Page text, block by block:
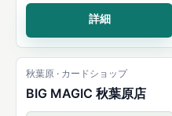
詳細
秋葉原 · カードショップ
BIG MAGIC 秋葉原店